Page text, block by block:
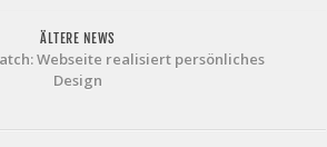
ÄLTERE NEWS
Webseite realisiert persönliches
Design